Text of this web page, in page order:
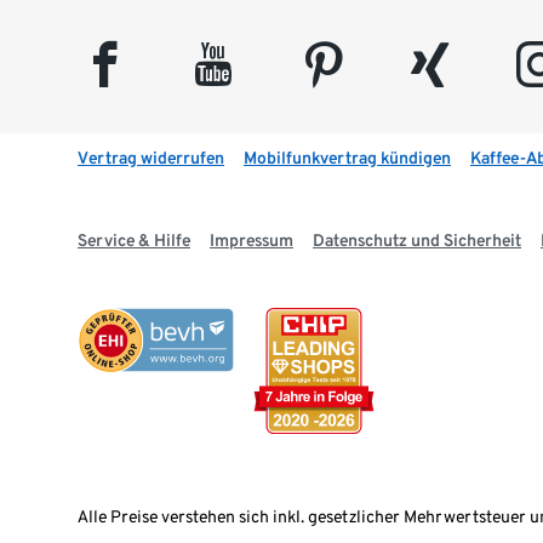
facebook youtube pinterest xing
Vertrag widerrufen Mobilfunkvertrag kündigen Kaffee-
Service & Hilfe Impressum Datenschutz und Sicherheit
Alle Preise verstehen sich inkl. gesetzlicher Mehrwertsteuer